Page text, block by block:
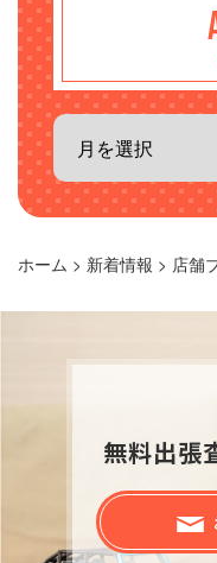
ホーム > 新着情報 > 店舗
無料出張